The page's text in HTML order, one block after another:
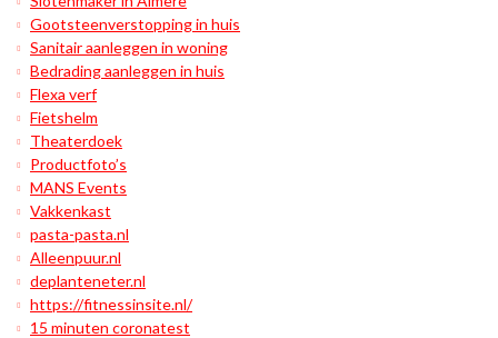
Gootsteenverstopping in huis
Sanitair aanleggen in woning
Bedrading aanleggen in huis
Flexa verf
Fietshelm
Theaterdoek
Productfoto’s
MANS Events
Vakkenkast
pasta-pasta.nl
Alleenpuur.nl
deplanteneter.nl
https://fitnessinsite.nl/
15 minuten coronatest